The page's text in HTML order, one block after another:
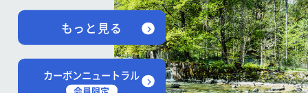
もっと見る
カーボンニュートラル
会員限定